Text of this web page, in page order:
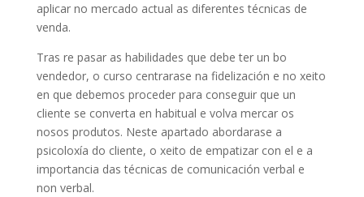
aplicar no mercado actual as diferentes técnicas de
venda.
Tras re pasar as habilidades que debe ter un bo
vendedor, o curso centrarase na fidelización e no xeito
en que debemos proceder para conseguir que un
cliente se converta en habitual e volva mercar os
nosos produtos. Neste apartado abordarase a
psicoloxía do cliente, o xeito de empatizar con el e a
importancia das técnicas de comunicación verbal e
non verbal.